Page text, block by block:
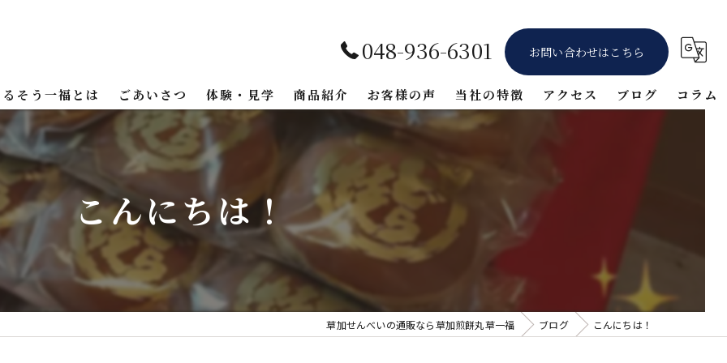
048-936-6301 お問い合わせはこちら
るそう一福とは ごあいさつ 体験・見学 商品紹介 お客様の声 当社の特徴
堅焼き
アクセス ブログ コラム
こんにちは！
草加せんべいの通販なら草加煎餅丸草一福 ブログ こんにちは！